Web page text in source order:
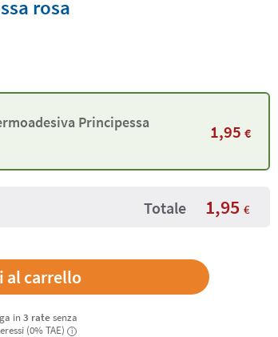
rosa
Principessa
1,95 €
Totale 1,95 €
in 3 rate senza
(0% TAE)
i